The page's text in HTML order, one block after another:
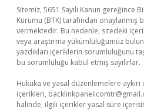
Sitemiz, 5651 Sayılı Kanun gereğince
Kurumu (BTK) tarafından onaylanmış
vermektedir. Bu nedenle, sitedeki
veya araştırma yükümlülüğümüz
yazdıkları içeriklerin sorumluluğunu
bu sorumluluğu kabul etmiş sayılırlar.
Hukuka ve yasal düzenlemelere
içerikleri,
halinde, ilgili içerikler yasal süre